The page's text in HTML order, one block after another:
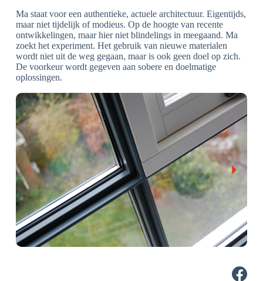
Ma staat voor een authentieke, actuele architectuur. Eigentijds,
maar niet tijdelijk of modieus. Op de hoogte van recente
ontwikkelingen, maar hier niet blindelings in meegaand. Ma
zoekt het experiment. Het gebruik van nieuwe materialen
wordt niet uit de weg gegaan, maar is ook geen doel op zich.
De voorkeur wordt gegeven aan sobere en doelmatige
oplossingen.